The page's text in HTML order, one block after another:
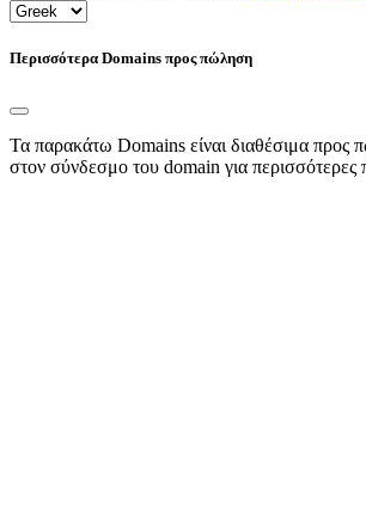
Περισσότερα Domains προς πώληση
Τα παρακάτω Domains είναι διαθέσιμα προς
στον σύνδεσμο του domain για περισσότερες